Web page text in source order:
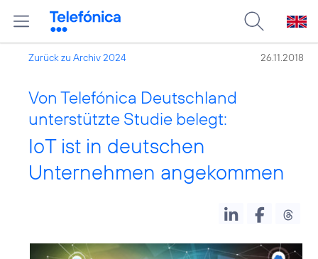
Zurück zu Archiv 2024 26.11.2018
Von Telefónica Deutschland
unterstützte Studie belegt:
IoT ist in deutschen
Unternehmen angekommen